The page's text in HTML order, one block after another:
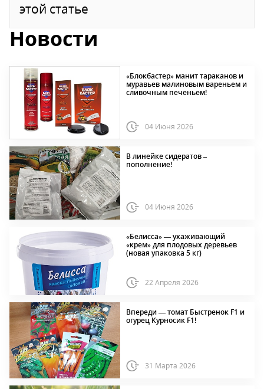
этой статье
Новости
«Блокбастер» манит тараканов и
муравьев малиновым вареньем и
сливочным печеньем!
04 Июня 2026
В линейке сидератов –
пополнение!
04 Июня 2026
«Белисса» — ухаживающий
«крем» для плодовых деревьев
(новая упаковка 5 кг)
22 Апреля 2026
Впереди — томат Быстренок F1 и
огурец Курносик F1!
31 Марта 2026